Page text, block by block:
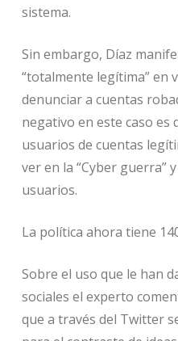
sistema.
Sin embargo, Díaz
“totalmente legítima” en
denunciar a cuentas
negativo en este caso
usuarios de cuentas
ver en la “Cyber guerra”
usuarios.
La política ahora tiene
Sobre el uso que le han
sociales el experto
que a través del Twitter